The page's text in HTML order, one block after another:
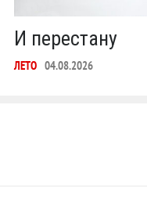
И перестану
ЛЕТО 04.08.2026